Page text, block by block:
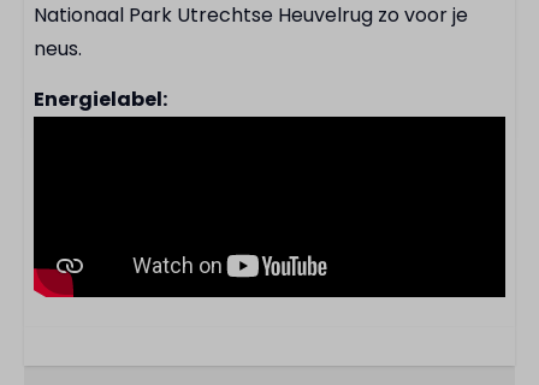
Nationaal Park Utrechtse Heuvelrug zo voor je
neus.
Energielabel: